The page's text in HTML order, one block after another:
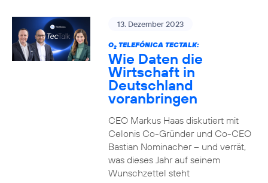
13. Dezember 2023
O2TELEFÓNICA TECTALK:
Wie Daten die
Wirtschaft in
Deutschland
voranbringen
CEO Markus Haas diskutiert mit
Celonis Co-Gründer und Co-CEO
Bastian Nominacher – und verrät,
was dieses Jahr auf seinem
Wunschzettel steht